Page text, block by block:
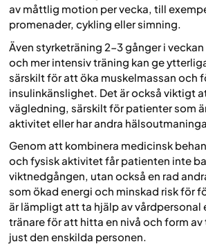
av måttlig motion per vecka, till
promenader, cykling eller simning.
Även styrketräning 2-3 gånger i
och mer intensiv träning kan ge
särskilt för att öka muskelmassan och
insulinkänslighet. Det är också viktigt
vägledning, särskilt för patienter som
aktivitet eller har andra
Genom att kombinera medicinsk
och fysisk aktivitet får patienten inte
viktnedgången, utan också en rad
som ökad energi och minskad risk för
är lämpligt att ta hjälp av vårdpersonal
tränare för att hitta en nivå och form
just den enskilda personen.